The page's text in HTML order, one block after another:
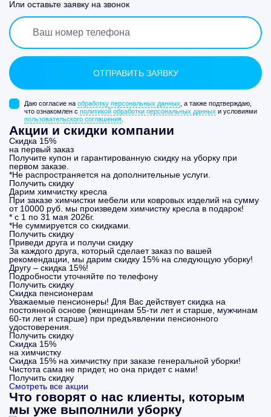
Или оставьте заявку на звонок
Даю согласие на обработку персональных данных , а также подтверждаю,
что ознакомлен с политикой обработки персональных данных и условиями
пользовательского соглашения
Акции и скидки компании
Скидка 15%
на первый заказ
Получите купон и гарантированную скидку на уборку при
первом заказе.
*Не распространяется на дополнительные услуги.
Получить скидку
Дарим химчистку кресла
При заказе химчистки мебели или ковровых изделий на сумму
от 10000 руб. мы произведем химчистку кресла в подарок!
* с 1 по 31 мая 2026г.
*Не суммируется со скидками.
Получить скидку
Приведи друга и получи скидку
За каждого друга, который сделает заказ по вашей
рекомендации, мы дарим скидку 15% на следующую уборку!
Другу – скидка 15%!
Подробности уточняйте по телефону
Получить скидку
Скидка пенсионерам
Уважаемые пенсионеры! Для Вас действует скидка на
постоянной основе (женщинам 55-ти лет и старше, мужчинам
60-ти лет и старше) при предъявлении пенсионного
удостоверения.
Получить скидку
Скидка 15%
на химчистку
Скидка 15% на химчистку при заказе генеральной уборки!
Чистота сама не придет, но она придет с нами!
Получить скидку
Смотреть все акции
Что говорят о нас клиенты, которым
мы уже выполнили уборку